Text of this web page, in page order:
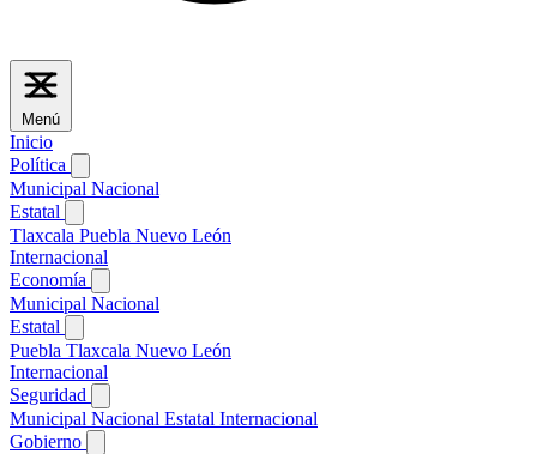
Menú
Inicio
Política
Municipal Nacional
Estatal
Tlaxcala Puebla Nuevo León
Internacional
Economía
Municipal Nacional
Estatal
Puebla Tlaxcala Nuevo León
Internacional
Seguridad
Municipal Nacional Estatal Internacional
Gobierno